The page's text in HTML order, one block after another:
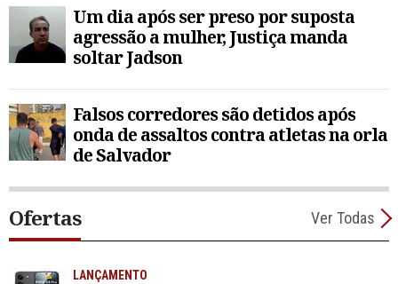
Um dia após ser preso por suposta
agressão a mulher, Justiça manda
soltar Jadson
Falsos corredores são detidos após
onda de assaltos contra atletas na orla
de Salvador
Ofertas Ver Todas
LANÇAMENTO